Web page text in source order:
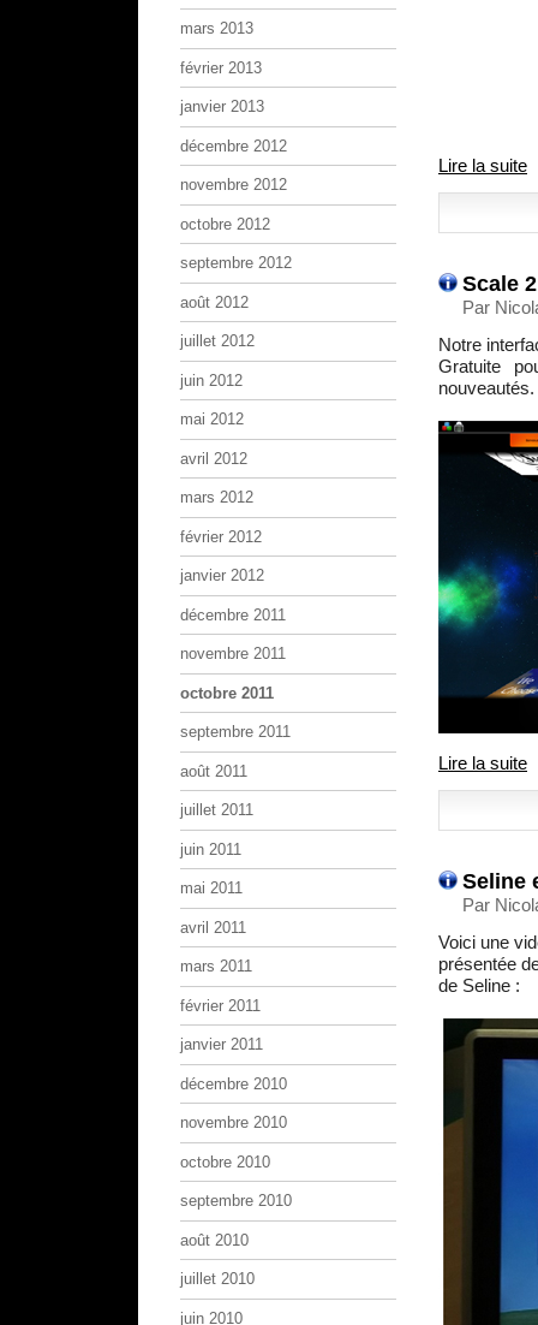
Lire la suite
Scale
Par
Notre
Gratuite
Lire la suite
Seline
Par
Voici une
présentée
de Seline :
mars 2013
février 2013
janvier 2013
décembre 2012
novembre 2012
octobre 2012
septembre 2012
août 2012
juillet 2012
juin 2012
mai 2012
avril 2012
mars 2012
février 2012
janvier 2012
décembre 2011
novembre 2011
octobre 2011
septembre 2011
août 2011
juillet 2011
juin 2011
mai 2011
avril 2011
mars 2011
février 2011
janvier 2011
décembre 2010
novembre 2010
octobre 2010
septembre 2010
août 2010
juillet 2010
juin 2010